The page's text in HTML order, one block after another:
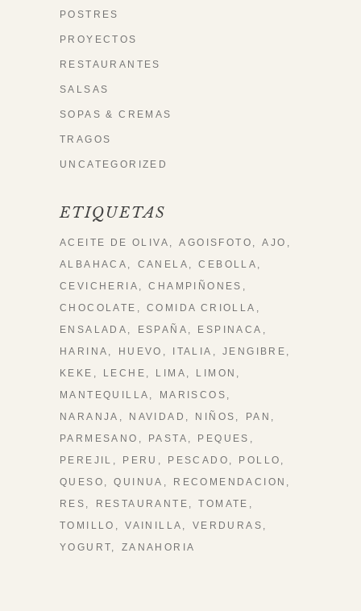
POSTRES
PROYECTOS
RESTAURANTES
SALSAS
SOPAS & CREMAS
TRAGOS
UNCATEGORIZED
ETIQUETAS
ACEITE DE OLIVA AGOISFOTO
AJO
ALBAHACA
CANELA
CEBOLLA
CEVICHERIA
CHAMPIÑONES
CHOCOLATE
COMIDA CRIOLLA
ENSALADA
ESPAÑA
ESPINACA
HARINA
HUEVO ITALIA
JENGIBRE
KEKE
LECHE LIMA
LIMON
MANTEQUILLA
MARISCOS
NARANJA
NAVIDAD NIÑOS
PAN
PARMESANO
PASTA
PEQUES
PEREJIL
PERU PESCADO
POLLO
QUESO
QUINUA
RECOMENDACION
RES
RESTAURANTE
TOMATE
TOMILLO
VAINILLA
VERDURAS
YOGURT
ZANAHORIA